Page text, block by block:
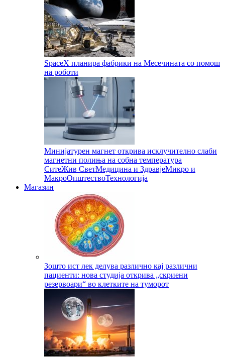
SpaceX планира фабрики на Месечината со помош
на роботи
Минијатурен магнет открива исклучително слаби
магнетни полиња на собна температура
СитеЖив СветМедицина и ЗдравјеМикро и
МакроОпштествоТехнологија
Магазин
Зошто ист лек делува различно кај различни
пациенти: нова студија открива „скриени
резервоари“ во клетките на туморот